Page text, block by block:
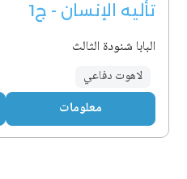
تأليه الإنسان - ج1
البابا شنودة الثالث
لاهوت دفاعي
معلومات